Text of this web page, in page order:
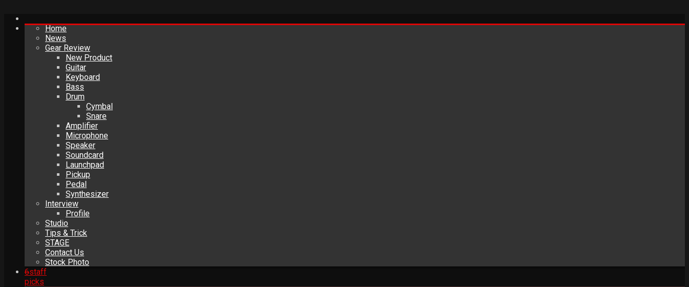
Home
News
Gear Review
New Product
Guitar
Keyboard
Bass
Drum
Cymbal
Snare
Amplifier
Microphone
Speaker
Soundcard
Launchpad
Pickup
Pedal
Synthesizer
Interview
Profile
Studio
Tips & Trick
STAGE
Contact Us
Stock Photo
6staff
picks